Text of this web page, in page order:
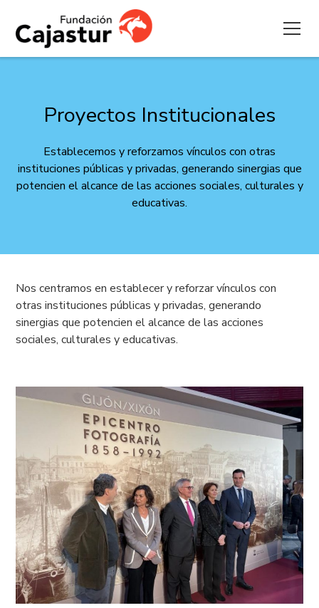
Proyectos Institucionales
Establecemos y reforzamos vínculos con otras
instituciones públicas y privadas, generando sinergias que
potencien el alcance de las acciones sociales, culturales y
educativas.
Nos centramos en establecer y reforzar vínculos con
otras instituciones públicas y privadas, generando
sinergias que potencien el alcance de las acciones
sociales, culturales y educativas.